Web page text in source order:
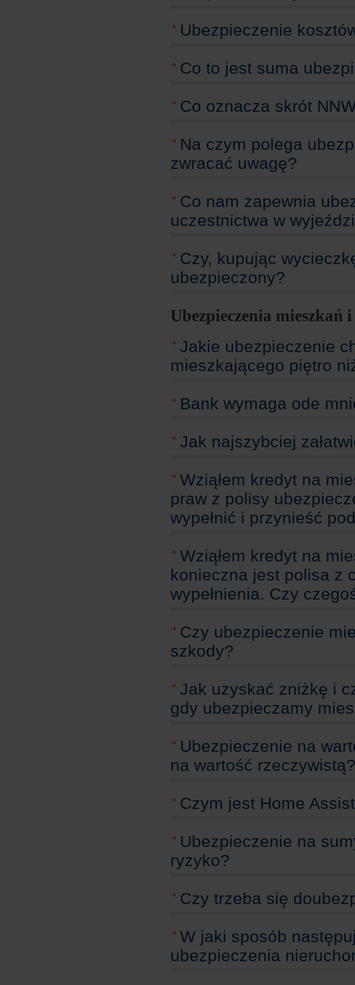
Ubezpieczenie
Co to jest suma
Co oznacza skrót
Na czym polega
zwracać uwagę?
Co nam zapewnia
uczestnictwa w
Czy, kupując
ubezpieczony?
Ubezpieczenia mieszkań
Jakie ubezpieczenie
mieszkającego piętro
Bank wymaga ode
Jak najszybciej
Wziąłem kredyt na
praw z polisy
wypełnić i przynieść
Wziąłem kredyt na
konieczna jest polisa z
wypełnienia. Czy
Czy ubezpieczenie
szkody?
Jak uzyskać zniżkę i
gdy ubezpieczamy
Ubezpieczenie na
na wartość rzeczywistą?
Czym jest Home
Ubezpieczenie na
ryzyko?
Czy trzeba się
W jaki sposób
ubezpieczenia